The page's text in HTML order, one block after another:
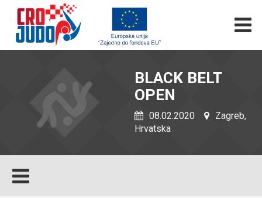
BLACK BELT
OPEN
08.02.2020
Zagreb,
Hrvatska